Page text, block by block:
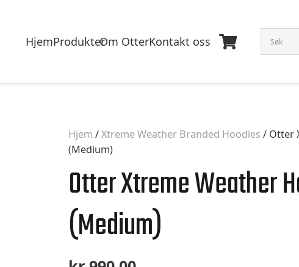
HjemProdukterOm OtterKontakt oss
Hjem /Xtreme Weather Branded Hoodies / Otter
(Medium)
Otter Xtreme Weather
(Medium)